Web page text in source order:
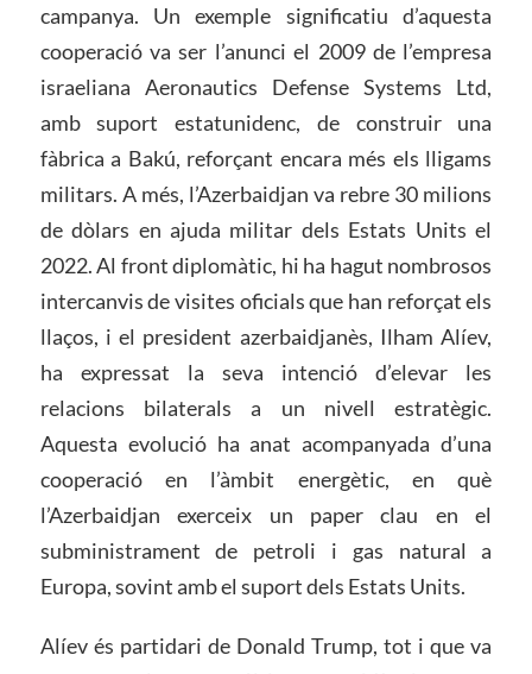
campanya. Un exemple significatiu d’aquesta
cooperació va ser l’anunci el 2009 de l’empresa
israeliana Aeronautics Defense Systems Ltd,
amb suport estatunidenc, de construir una
fàbrica a Bakú, reforçant encara més els lligams
militars. A més, l’Azerbaidjan va rebre 30 milions
de dòlars en ajuda militar dels Estats Units el
2022. Al front diplomàtic, hi ha hagut nombrosos
intercanvis de visites oficials que han reforçat els
llaços, i el president azerbaidjanès, Ilham Alíev,
ha expressat la seva intenció d’elevar les
relacions bilaterals a un nivell estratègic.
Aquesta evolució ha anat acompanyada d’una
cooperació en l’àmbit energètic, en què
l’Azerbaidjan exerceix un paper clau en el
subministrament de petroli i gas natural a
Europa, sovint amb el suport dels Estats Units.
Alíev és partidari de Donald Trump, tot i que va